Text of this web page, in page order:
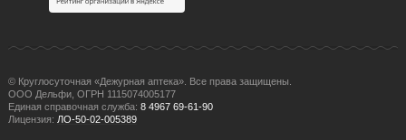
© Круглосуточная «Дежурная аптека». Все права защищены.
ООО Дельфи, ОГРН 1115074005177
Единая справочная служба: 8 4967 69-61-90
Лицензия: ЛО-50-02-005389